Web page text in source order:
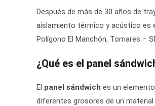
Después de más de 30 años de
aislamiento térmico y acústico es
Polígono El Manchón, Tomares –
¿Qué es el panel
El panel sándwich es un
diferentes grosores de un